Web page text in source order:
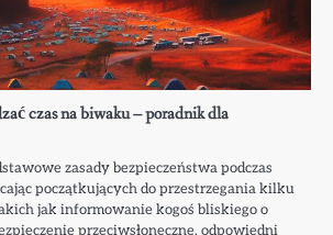
czas na biwaku – poradnik dla
zasady bezpieczeństwa podczas
początkujących do przestrzegania kilku
jak informowanie kogoś bliskiego o
przeciwsłoneczne, odpowiedni